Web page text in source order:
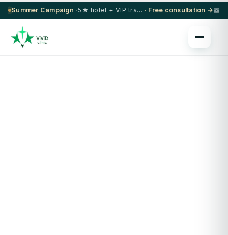
Summer Campaign · 5★ hotel + VIP transfer on select procedures · Free consultation →